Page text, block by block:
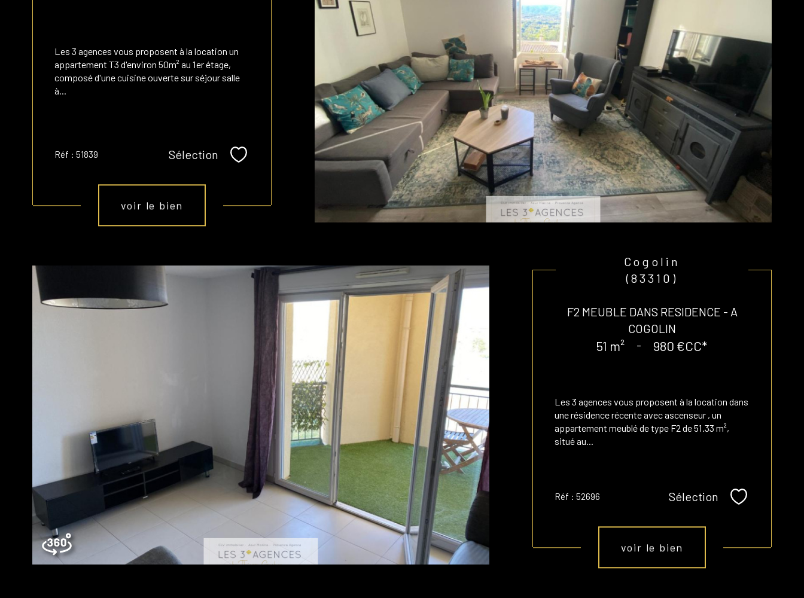
Les 3 agences vous proposent à la location un
appartement T3 d'environ 50m² au 1er étage,
composé d'une cuisine ouverte sur séjour salle
à...
Réf : 51839 Sélection Sélectionner
voir le bien
Cogolin
(83310)
F2 MEUBLE DANS RESIDENCE - A
COGOLIN
51 m² - 980 €CC*
Les 3 agences vous proposent à la location dans
une résidence récente avec ascenseur , un
appartement meublé de type F2 de 51.33 m²,
situé au...
Réf : 52696 Sélection Sélectionner
voir le bien